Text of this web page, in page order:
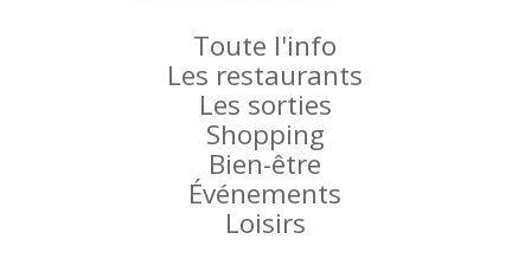
Toute l'info
Les restaurants
Les sorties
Shopping
Bien-être
Événements
Loisirs